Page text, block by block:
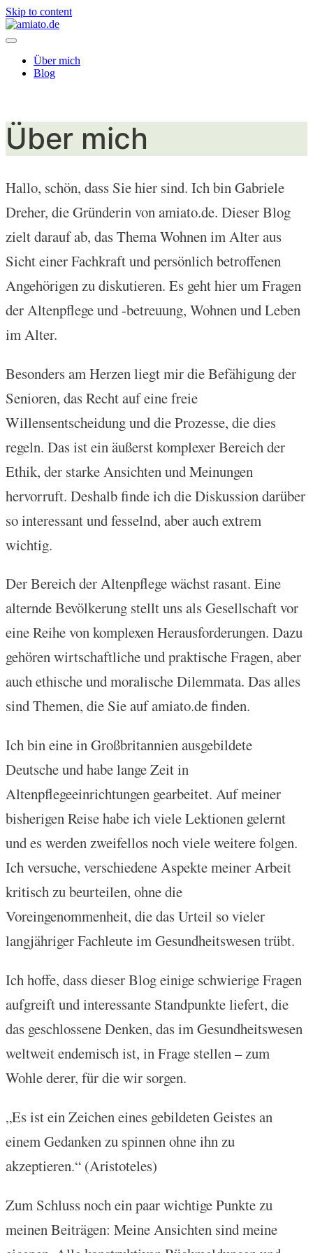
Skip to content
Über mich
Blog
Über mich
Hallo, schön, dass Sie hier sind. Ich bin Gabriele
Dreher, die Gründerin von amiato.de. Dieser Blog
zielt darauf ab, das Thema Wohnen im Alter aus
Sicht einer Fachkraft und persönlich betroffenen
Angehörigen zu diskutieren. Es geht hier um Fragen
der Altenpflege und -betreuung, Wohnen und Leben
im Alter.
Besonders am Herzen liegt mir die Befähigung der
Senioren, das Recht auf eine freie
Willensentscheidung und die Prozesse, die dies
regeln. Das ist ein äußerst komplexer Bereich der
Ethik, der starke Ansichten und Meinungen
hervorruft. Deshalb finde ich die Diskussion darüber
so interessant und fesselnd, aber auch extrem
wichtig.
Der Bereich der Altenpflege wächst rasant. Eine
alternde Bevölkerung stellt uns als Gesellschaft vor
eine Reihe von komplexen Herausforderungen. Dazu
gehören wirtschaftliche und praktische Fragen, aber
auch ethische und moralische Dilemmata. Das alles
sind Themen, die Sie auf amiato.de finden.
Ich bin eine in Großbritannien ausgebildete
Deutsche und habe lange Zeit in
Altenpflegeeinrichtungen gearbeitet. Auf meiner
bisherigen Reise habe ich viele Lektionen gelernt
und es werden zweifellos noch viele weitere folgen.
Ich versuche, verschiedene Aspekte meiner Arbeit
kritisch zu beurteilen, ohne die
Voreingenommenheit, die das Urteil so vieler
langjähriger Fachleute im Gesundheitswesen trübt.
Ich hoffe, dass dieser Blog einige schwierige Fragen
aufgreift und interessante Standpunkte liefert, die
das geschlossene Denken, das im Gesundheitswesen
weltweit endemisch ist, in Frage stellen – zum
Wohle derer, für die wir sorgen.
„Es ist ein Zeichen eines gebildeten Geistes an
einem Gedanken zu spinnen ohne ihn zu
akzeptieren.“ (Aristoteles)
Zum Schluss noch ein paar wichtige Punkte zu
meinen Beiträgen: Meine Ansichten sind meine